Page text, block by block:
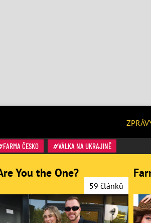
FARMA ČESKO VÁLKA NA UKRAJINĚ
You the One?
59 článků